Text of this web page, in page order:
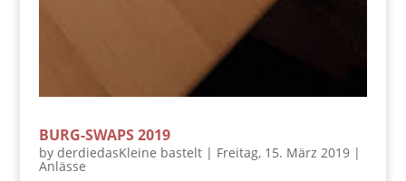
BURG-SWAPS 2019
by derdiedasKleine bastelt| Freitag, 15. März 2019|
Anlässe